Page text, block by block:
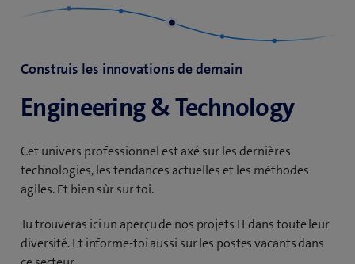
Construis les innovations de demain
Engineering & Technology
Cet univers professionnel est axé sur les dernières
technologies, les tendances actuelles et les méthodes
agiles. Et bien sûr sur toi.
Tu trouveras ici un aperçu de nos projets IT dans toute leur
diversité. Et informe-toi aussi sur les postes vacants dans